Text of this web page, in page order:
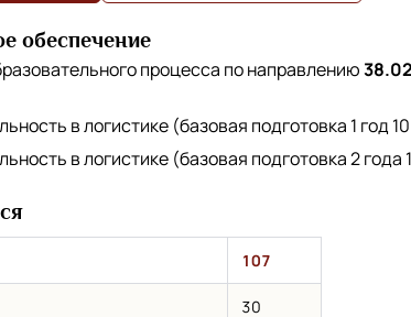
обеспечение
процесса по направлению
в логистике (базовая подготовка 1 год
в логистике (базовая подготовка 2 года
107
30